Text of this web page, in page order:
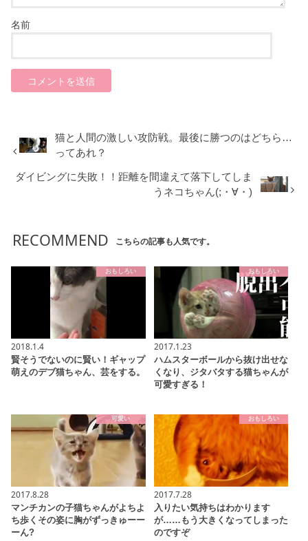
名前
猫と人間の激しい攻防戦。最後に勝つのはどちら…
ってあれ？
ダイビングに失敗！！距離を間違えて落下してしま
うネコちゃん(;・∀・)
RECOMMEND こちらの記事も人気です。
おもしろい
2018.1.4
賢そうでないのに賢い！ギャップ
萌えのデブ猫ちゃん、芸をする。
おもしろい
2017.1.23
ハムスターボールから抜け出せな
くなり、ジタバタする猫ちゃんが
可愛すぎる！
可愛い
2017.8.28
マンチカンの子猫ちゃんがよちよ
ち歩くその姿に胸がずっきゅーー
ーん?
おもしろい
2017.7.28
入りたい気持ちはわかります
が……もう大きくなってしまった
のですぞ